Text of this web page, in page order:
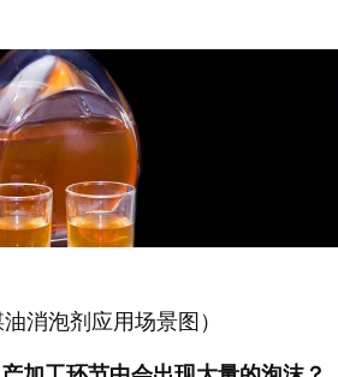
油消泡剂应用场景图）